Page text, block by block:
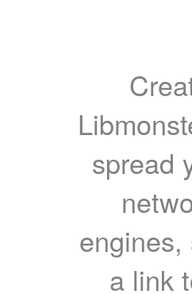
spread
a link